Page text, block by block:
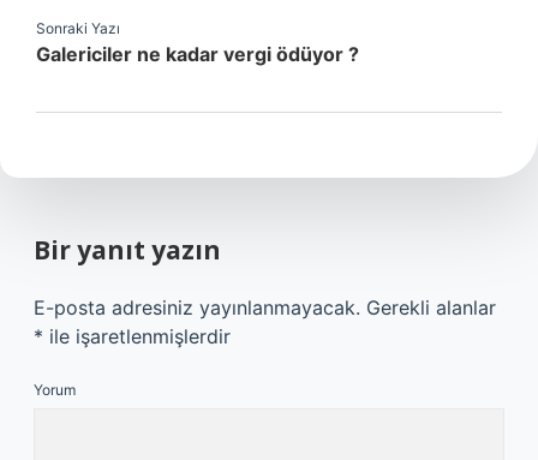
Sonraki Yazı
Galericiler ne kadar vergi ödüyor ?
Bir yanıt yazın
E-posta adresiniz yayınlanmayacak. Gerekli alanlar
* ile işaretlenmişlerdir
Yorum